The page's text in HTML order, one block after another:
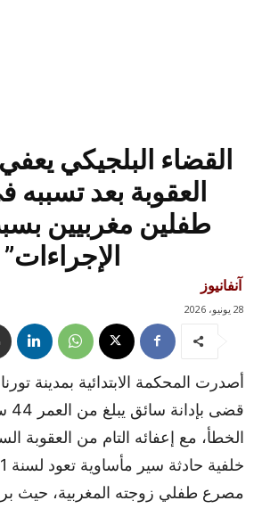
القضاء البلجيكي
العقوبة بعد
طفلين مغربيين
الإجراءات”
آنفانيوز
28 يونيو، 2026
أصدرت المحكمة الابتدائية بمدينة
الخطأ، مع إعفائه التام من العقوبة
مصرع طفلي زوجته المغربية، حيث